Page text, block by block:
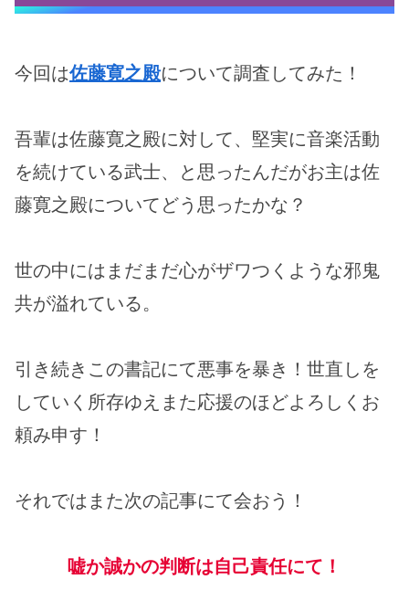
今回は佐藤寛之殿について調査してみた！
吾輩は佐藤寛之殿に対して、堅実に音楽活動
を続けている武士、と思ったんだがお主は佐
藤寛之殿についてどう思ったかな？
世の中にはまだまだ心がザワつくような邪鬼
共が溢れている。
引き続きこの書記にて悪事を暴き！世直しを
していく所存ゆえまた応援のほどよろしくお
頼み申す！
それではまた次の記事にて会おう！
嘘か誠かの判断は自己責任にて！